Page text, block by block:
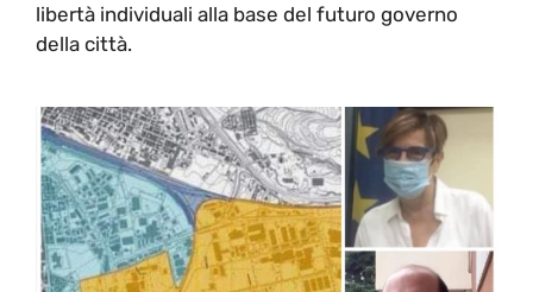
libertà individuali alla base del futuro governo
della città.